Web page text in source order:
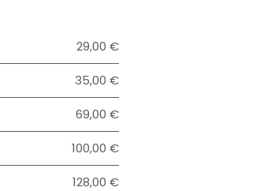
29,00 €
35,00 €
69,00 €
100,00 €
128,00 €